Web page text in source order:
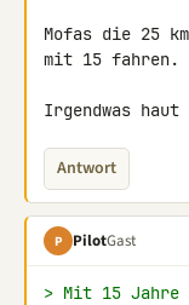
Mofas die 25
mit 15 fahren.
Irgendwas
Antwort
P PilotGast
> Mit 15 Jahre